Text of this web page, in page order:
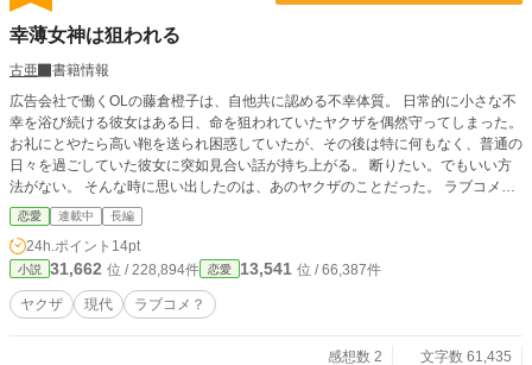
幸薄女神は狙われる
古亜
書籍情報
広告会社で働くOLの藤倉橙子は、自他共に認める不幸体質。 日常的に小さな不
幸を浴び続ける彼女はある日、命を狙われていたヤクザを偶然守ってしまった。
お礼にとやたら高い鞄を送られ困惑していたが、その後は特に何もなく、普通の
日々を過ごしていた彼女に突如見合い話が持ち上がる。 断りたい。でもいい方
法がない。 そんな時に思い出したのは、あのヤクザのことだった。 ラブコメだ
と思って書いてます。ほっこり・じんわり大賞に間に合いませんでした。
恋愛 連載中 長編
24h.ポイント 14pt
小説 31,662 位 / 228,894件 恋愛 13,541 位 / 66,387件
ヤクザ 現代 ラブコメ？
感想数 2 文字数 61,435